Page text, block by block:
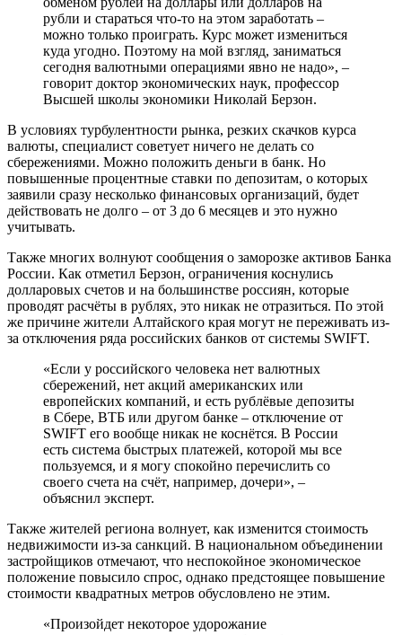
рубли и стараться что-то на этом заработать –
можно только проиграть. Курс может измениться
куда угодно. Поэтому на мой взгляд, заниматься
сегодня валютными операциями явно не надо», –
говорит доктор экономических наук, профессор
Высшей школы экономики Николай Берзон.
В условиях турбулентности рынка, резких скачков курса
валюты, специалист советует ничего не делать со
сбережениями. Можно положить деньги в банк. Но
повышенные процентные ставки по депозитам, о которых
заявили сразу несколько финансовых организаций, будет
действовать не долго – от 3 до 6 месяцев и это нужно
учитывать.
Также многих волнуют сообщения о заморозке активов Банка
России. Как отметил Берзон, ограничения коснулись
долларовых счетов и на большинстве россиян, которые
проводят расчёты в рублях, это никак не отразиться. По этой
же причине жители Алтайского края могут не переживать из-
за отключения ряда российских банков от системы SWIFT.
«Если у российского человека нет валютных
сбережений, нет акций американских или
европейских компаний, и есть рублёвые депозиты
в Сбере, ВТБ или другом банке – отключение от
SWIFT его вообще никак не коснётся. В России
есть система быстрых платежей, которой мы все
пользуемся, и я могу спокойно перечислить со
своего счета на счёт, например, дочери», –
объяснил эксперт.
Также жителей региона волнует, как изменится стоимость
недвижимости из-за санкций. В национальном объединении
застройщиков отмечают, что неспокойное экономическое
положение повысило спрос, однако предстоящее повышение
стоимости квадратных метров обусловлено не этим.
«Произойдет некоторое удорожание